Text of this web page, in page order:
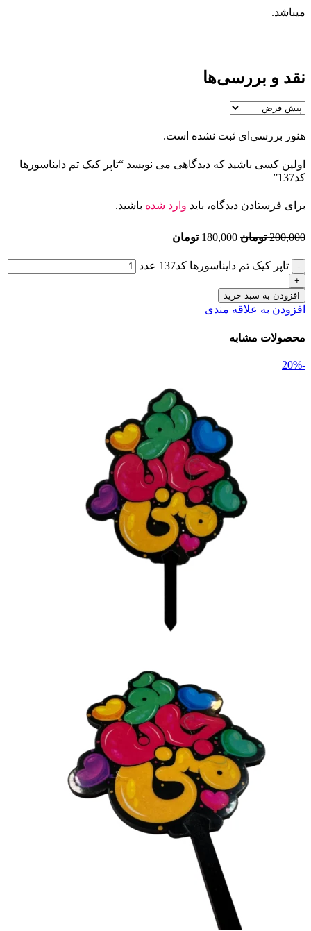
میباشد.
نقد و بررسی‌ها
هنوز بررسی‌ای ثبت نشده است.
اولین کسی باشید که دیدگاهی می نویسد “تاپر کیک تم دایناسورها
کد137”
برای فرستادن دیدگاه، باید وارد شده باشید.
200,000 تومان 180,000 تومان
تاپر کیک تم دایناسورها کد137 عدد
افزودن به سبد خرید
افزودن به علاقه مندی
محصولات مشابه
-20%